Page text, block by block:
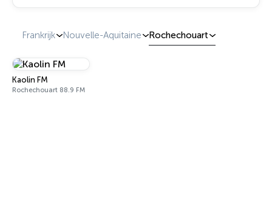
Frankrijk Nouvelle-Aquitaine Rochechouart
Kaolin FM
Rochechouart 88.9 FM